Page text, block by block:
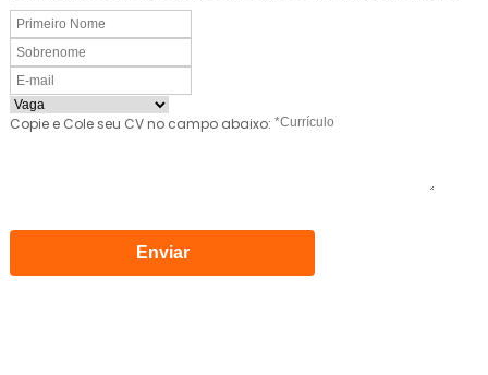
Copie e Cole seu CV no campo abaixo:
Enviar